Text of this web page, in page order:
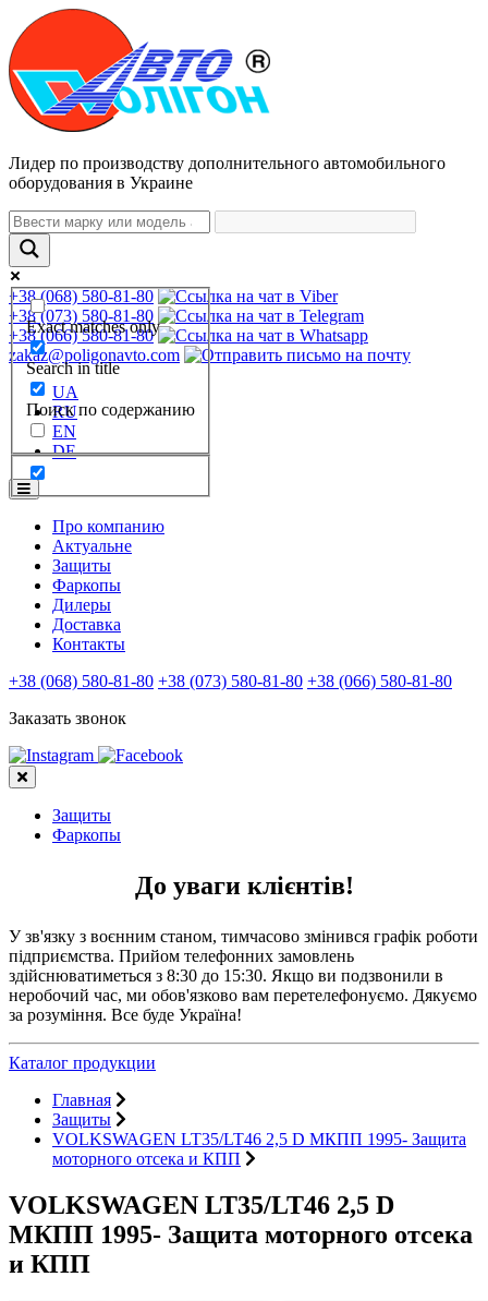
Лидер по производству дополнительного автомобильного
оборудования в Украине
Exact matches only
Search in title
Поиск по содержанию
+38 (068) 580-81-80
+38 (073) 580-81-80
+38 (066) 580-81-80
zakaz@poligonavto.com
UA
RU
EN
DE
Про компанию
Актуальне
Защиты
Фаркопы
Дилеры
Доставка
Контакты
+38 (068) 580-81-80 +38 (073) 580-81-80 +38 (066) 580-81-80
Заказать звонок
Защиты
Фаркопы
До уваги клієнтів!
У зв'язку з воєнним станом, тимчасово змінився графік роботи
підприємства. Прийом телефонних замовлень
здійснюватиметься з 8:30 до 15:30. Якщо ви подзвонили в
неробочий час, ми обов'язково вам перетелефонуємо. Дякуємо
за розуміння. Все буде Україна!
Каталог продукции
Главная
Защиты
VOLKSWAGEN LT35/LT46 2,5 D МКПП 1995- Защита
моторного отсека и КПП
VOLKSWAGEN LT35/LT46 2,5 D
МКПП 1995- Защита моторного отсека
и КПП